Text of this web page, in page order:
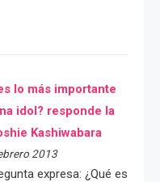
lo más importante
idol? responde la
Kashiwabara
2013
expresa: ¿Qué es